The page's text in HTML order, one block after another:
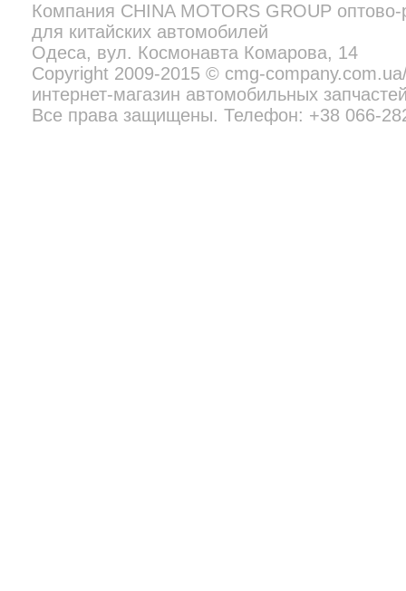
Copyright 2009-2015 © cmg-company.com.ua/new -
Все права защищены. Телефон:
+38 097 692 02 06
Компания CHINA MOTORS GROUP
для китайских автомобилей
Одеса, вул. Космонавта Комарова, 14
Copyright 2009-2015 © cmg-
интернет-магазин автомобильных
Все права защищены. Телефон: +38 066-